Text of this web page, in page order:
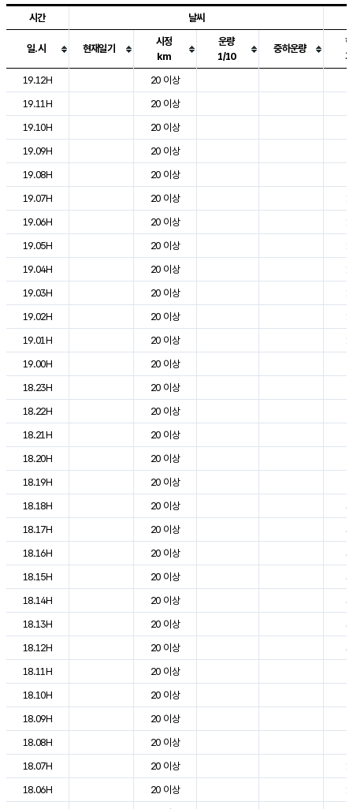
도시별 기상실황표로 지점, 날씨, 기온, 강수, 바람, 기압등을 안내한 표입
시간 날씨
일.시 현재일기
시정
km
운량
1/10
중하운량
19.12H
20 이상
19.11H
20 이상
19.10H
20 이상
19.09H
20 이상
19.08H
20 이상
19.07H
20 이상
19.06H
20 이상
19.05H
20 이상
19.04H
20 이상
19.03H
20 이상
19.02H
20 이상
19.01H
20 이상
19.00H
20 이상
18.23H
20 이상
18.22H
20 이상
18.21H
20 이상
18.20H
20 이상
18.19H
20 이상
18.18H
20 이상
18.17H
20 이상
18.16H
20 이상
18.15H
20 이상
18.14H
20 이상
18.13H
20 이상
18.12H
20 이상
18.11H
20 이상
18.10H
20 이상
18.09H
20 이상
18.08H
20 이상
18.07H
20 이상
18.06H
20 이상